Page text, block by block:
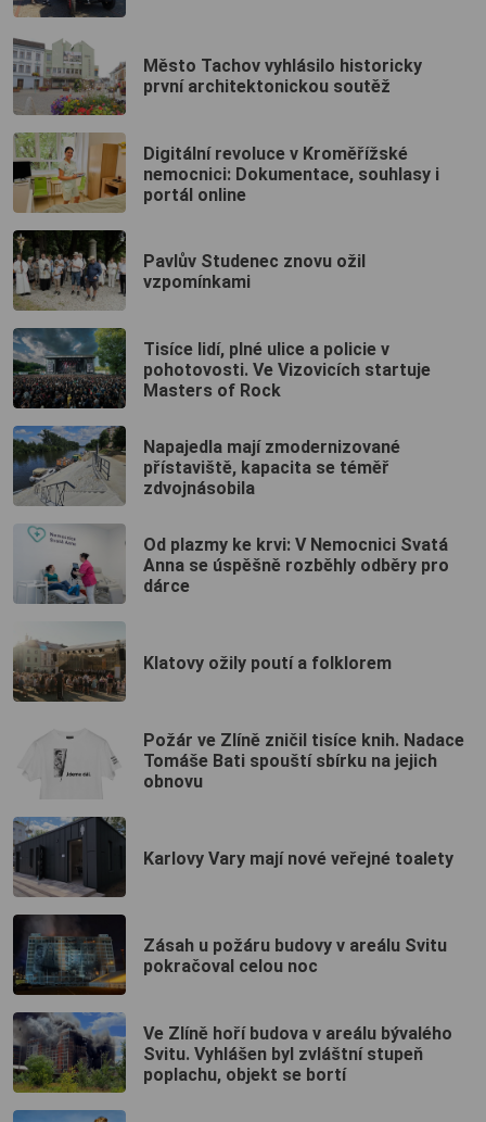
Město Tachov vyhlásilo historicky
první architektonickou soutěž
Digitální revoluce v Kroměřížské
nemocnici: Dokumentace, souhlasy i
portál online
Pavlův Studenec znovu ožil
vzpomínkami
Tisíce lidí, plné ulice a policie v
pohotovosti. Ve Vizovicích startuje
Masters of Rock
Napajedla mají zmodernizované
přístaviště, kapacita se téměř
zdvojnásobila
Od plazmy ke krvi: V Nemocnici Svatá
Anna se úspěšně rozběhly odběry pro
dárce
Klatovy ožily poutí a folklorem
Požár ve Zlíně zničil tisíce knih. Nadace
Tomáše Bati spouští sbírku na jejich
obnovu
Karlovy Vary mají nové veřejné toalety
Zásah u požáru budovy v areálu Svitu
pokračoval celou noc
Ve Zlíně hoří budova v areálu bývalého
Svitu. Vyhlášen byl zvláštní stupeň
poplachu, objekt se bortí